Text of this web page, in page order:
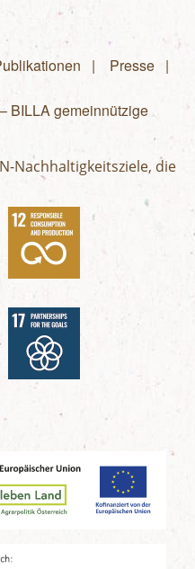
Presse
BILLA gemeinnützige
Nachhaltigkeitsziele, die